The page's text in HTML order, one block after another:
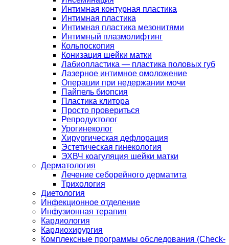
Интимная контурная пластика
Интимная пластика
Интимная пластика мезонитями
Интимный плазмолифтинг
Кольпоскопия
Конизация шейки матки
Лабиопластика — пластика половых губ
Лазерное интимное омоложение
Операции при недержании мочи
Пайпель биопсия
Пластика клитора
Просто провериться
Репродуктолог
Урогинеколог
Хирургическая дефлорация
Эстетическая гинекология
ЭХВЧ коагуляция шейки матки
Дерматология
Лечение себорейного дерматита
Трихология
Диетология
Инфекционное отделение
Инфузионная терапия
Кардиология
Кардиохирургия
Комплексные программы обследования (Check-